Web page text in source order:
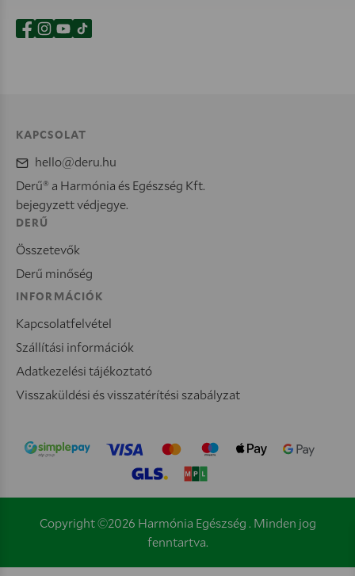
KAPCSOLAT
hello@deru.hu
Derű® a Harmónia és Egészség Kft.
bejegyzett védjegye.
DERŰ
Összetevők
Derű minőség
INFORMÁCIÓK
Kapcsolatfelvétel
Szállítási információk
Adatkezelési tájékoztató
Visszaküldési és visszatérítési szabályzat
Copyright ©2026 Harmónia Egészség . Minden jog
fenntartva.